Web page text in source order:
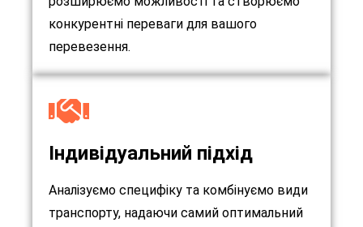
конкурентні переваги для вашого
перевезення.
Індивідуальний підхід
Аналізуємо специфіку та комбінуємо види
транспорту, надаючи самий оптимальний